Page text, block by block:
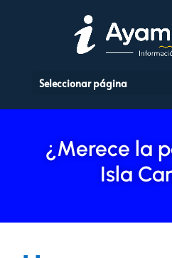
Seleccionar página
¿Merece la
Isla